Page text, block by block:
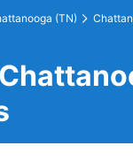
(TN)